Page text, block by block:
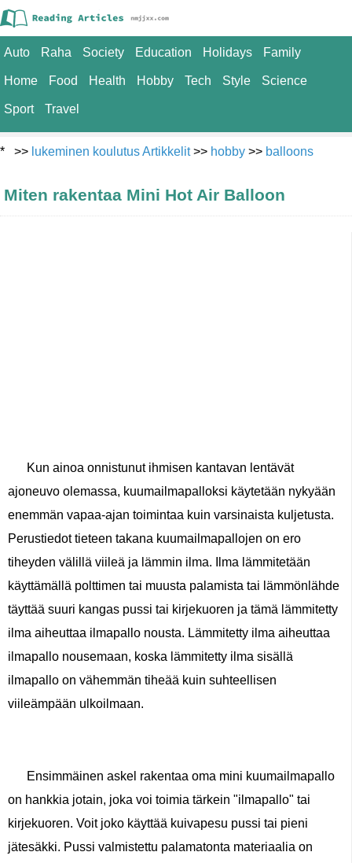
Auto Raha Society Education Holidays Family
Home Food Health Hobby Tech Style Science
Sport Travel
* >> lukeminen koulutus Artikkelit>> hobby >> balloons
Miten rakentaa Mini Hot Air Balloon
Kun ainoa onnistunut ihmisen kantavan lentävät
ajoneuvo olemassa, kuumailmapalloksi käytetään nykyään
enemmän vapaa-ajan toimintaa kuin varsinaista kuljetusta.
Perustiedot tieteen takana kuumailmapallojen on ero
tiheyden välillä viileä ja lämmin ilma. Ilma lämmitetään
käyttämällä polttimen tai muusta palamista tai lämmönlähde
täyttää suuri kangas pussi tai kirjekuoren ja tämä lämmitetty
ilma aiheuttaa ilmapallo nousta. Lämmitetty ilma aiheuttaa
ilmapallo nousemaan, koska lämmitetty ilma sisällä
ilmapallo on vähemmän tiheää kuin suhteellisen
viileämpään ulkoilmaan.
Ensimmäinen askel rakentaa oma mini kuumailmapallo
on hankkia jotain, joka voi toimia tärkein "ilmapallo" tai
kirjekuoren. Voit joko käyttää kuivapesu pussi tai pieni
jätesäkki. Pussi valmistettu palamatonta materiaalia on